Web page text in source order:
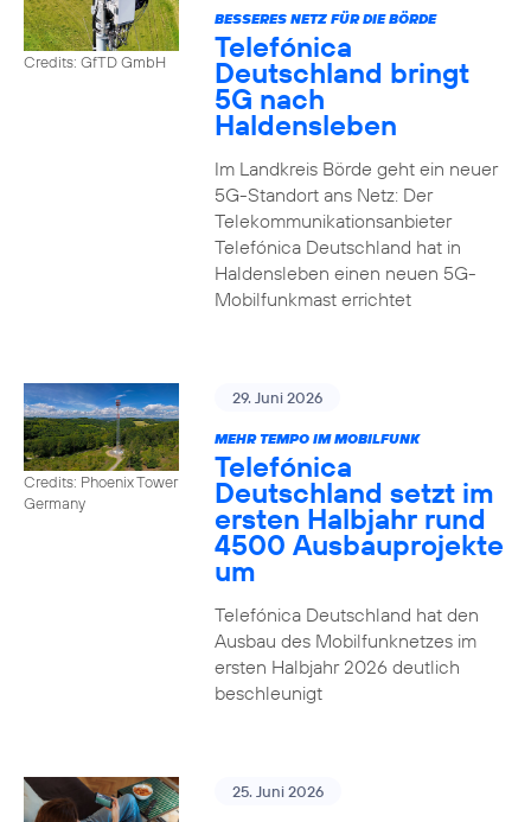
Credits: GfTD GmbH
BESSERES NETZ FÜR DIE BÖRDE
Telefónica
Deutschland bringt
5G nach
Haldensleben
Im Landkreis Börde geht ein neuer
5G-Standort ans Netz: Der
Telekommunikationsanbieter
Telefónica Deutschland hat in
Haldensleben einen neuen 5G-
Mobilfunkmast errichtet
Credits: Phoenix Tower
Germany
29. Juni 2026
MEHR TEMPO IM MOBILFUNK
Telefónica
Deutschland setzt im
ersten Halbjahr rund
4500 Ausbauprojekte
um
Telefónica Deutschland hat den
Ausbau des Mobilfunknetzes im
ersten Halbjahr 2026 deutlich
beschleunigt
25. Juni 2026